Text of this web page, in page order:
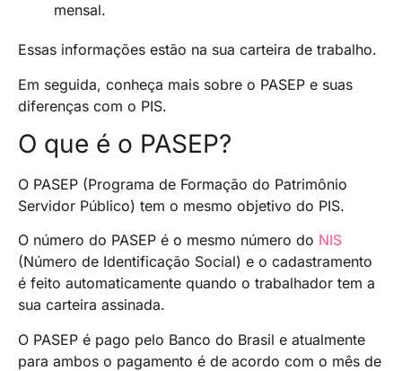
mensal.
Essas informações estão na sua carteira de trabalho.
Em seguida, conheça mais sobre o PASEP e suas
diferenças com o PIS.
O que é o PASEP?
O PASEP (Programa de Formação do Patrimônio
Servidor Público) tem o mesmo objetivo do PIS.
O número do PASEP é o mesmo número do NIS
(Número de Identificação Social) e o cadastramento
é feito automaticamente quando o trabalhador tem a
sua carteira assinada.
O PASEP é pago pelo Banco do Brasil e atualmente
para ambos o pagamento é de acordo com o mês de